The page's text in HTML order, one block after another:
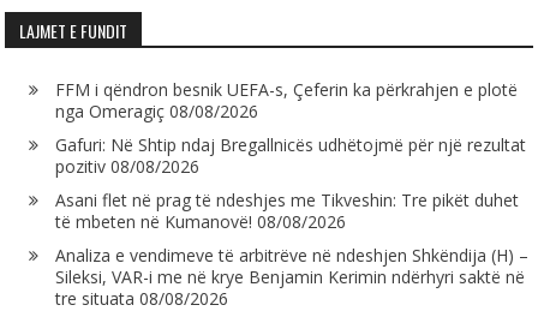
LAJMET E FUNDIT
FFM i qëndron besnik UEFA-s, Çeferin ka përkrahjen e plotë
nga Omeragiç 08/08/2026
Gafuri: Në Shtip ndaj Bregallnicës udhëtojmë për një rezultat
pozitiv 08/08/2026
Asani flet në prag të ndeshjes me Tikveshin: Tre pikët duhet
të mbeten në Kumanovë! 08/08/2026
Analiza e vendimeve të arbitrëve në ndeshjen Shkëndija (H) –
Sileksi, VAR-i me në krye Benjamin Kerimin ndërhyri saktë në
tre situata 08/08/2026